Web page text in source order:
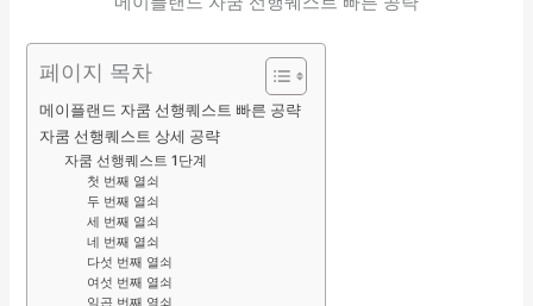
페이지 목차
메이플랜드 자쿰 선행퀘스트 빠른 공략
자쿰 선행퀘스트 상세 공략
자쿰 선행퀘스트 1단계
첫 번째 열쇠
두 번째 열쇠
세 번째 열쇠
네 번째 열쇠
다섯 번째 열쇠
여섯 번째 열쇠